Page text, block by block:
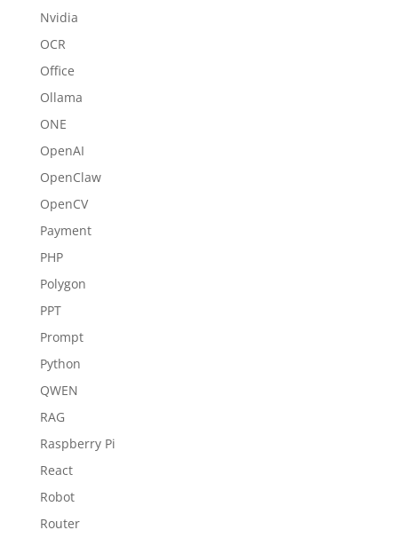
Nvidia
OCR
Office
Ollama
ONE
OpenAI
OpenClaw
OpenCV
Payment
PHP
Polygon
PPT
Prompt
Python
QWEN
RAG
Raspberry Pi
React
Robot
Router